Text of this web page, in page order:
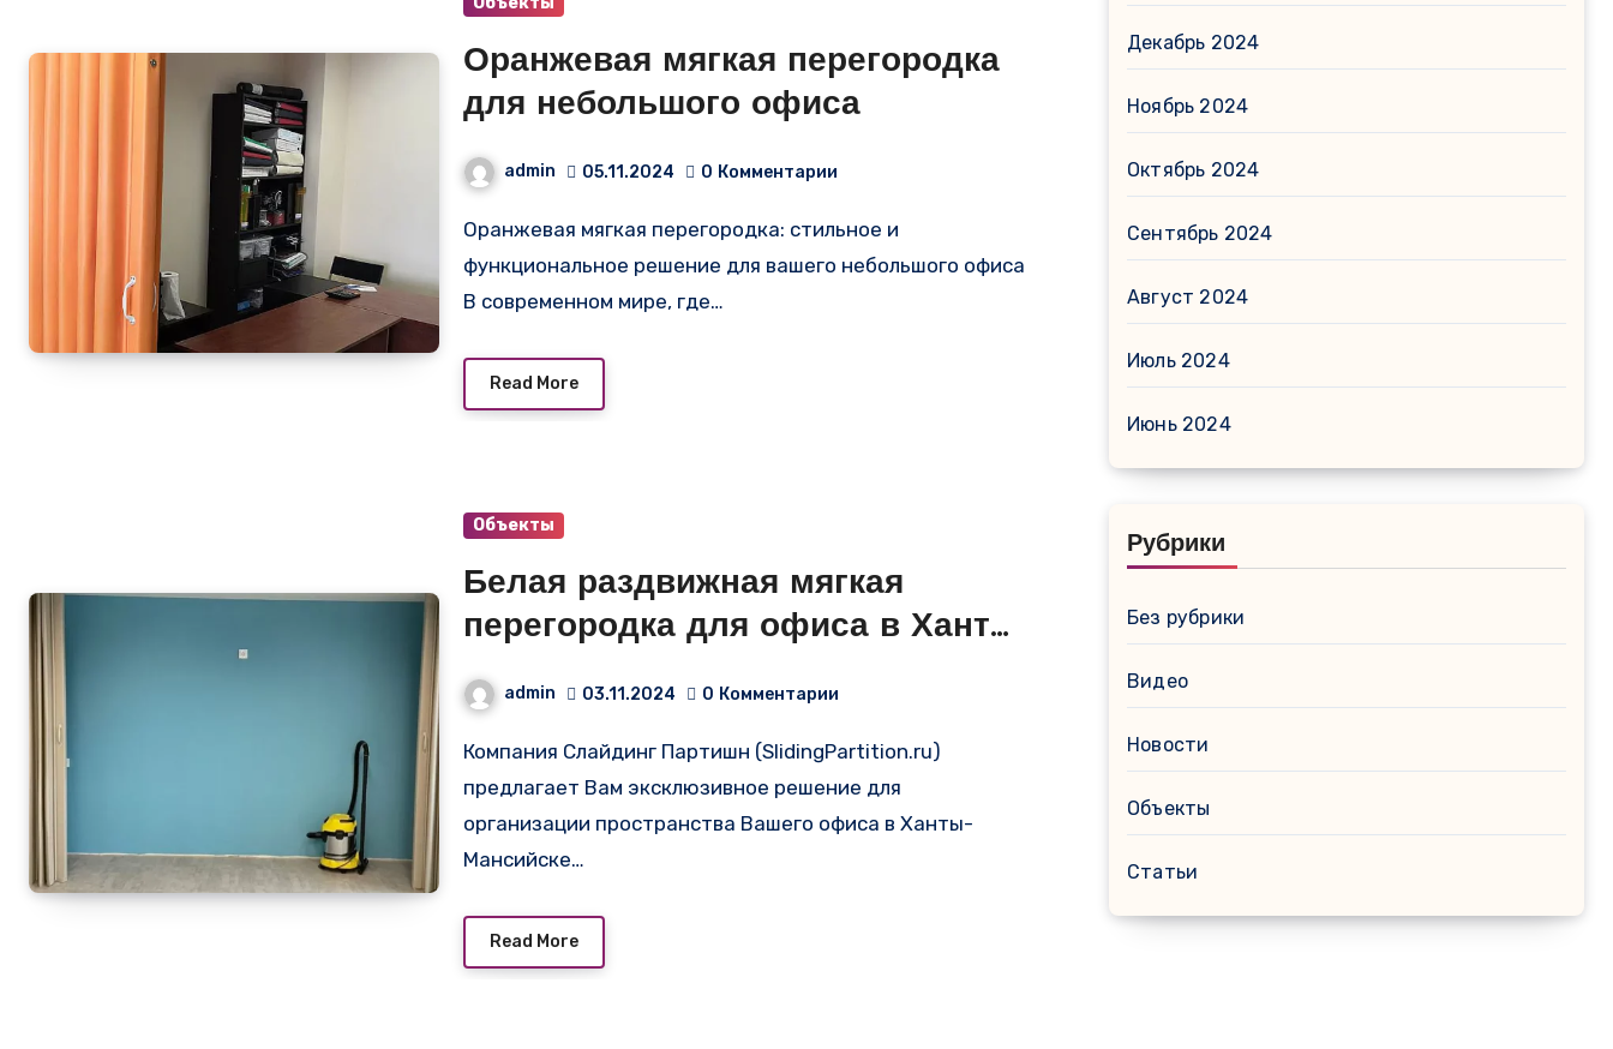
Оранжевая мягкая перегородка
для небольшого офиса
admin 05.11.2024 0 Комментарии
Оранжевая мягкая перегородка: стильное и
функциональное решение для вашего небольшого офиса
В современном мире, где…
Read More
Объекты
Белая раздвижная мягкая
перегородка для офиса в Ханты-
Мансийске
admin 03.11.2024 0 Комментарии
Компания Слайдинг Партишн (SlidingPartition.ru)
предлагает Вам эксклюзивное решение для
организации пространства Вашего офиса в Ханты-
Мансийске…
Read More
Декабрь 2024
Ноябрь 2024
Октябрь 2024
Сентябрь 2024
Август 2024
Июль 2024
Июнь 2024
Рубрики
Без рубрики
Видео
Новости
Объекты
Статьи